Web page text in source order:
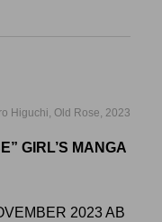
Higuchi, Old Rose, 2023
GIRL’S MANGA
2023 AB